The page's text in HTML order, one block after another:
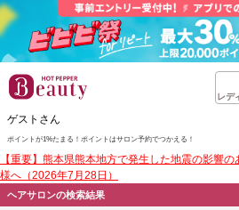
レデ
ゲストさん
ポイントが1%たまる！ ポイントはサロン予約でつかえる！
【重要】熊本県熊本地方で発生した地震の影響
様へ（2026年7月28日）
ヘアサロンの検索結果